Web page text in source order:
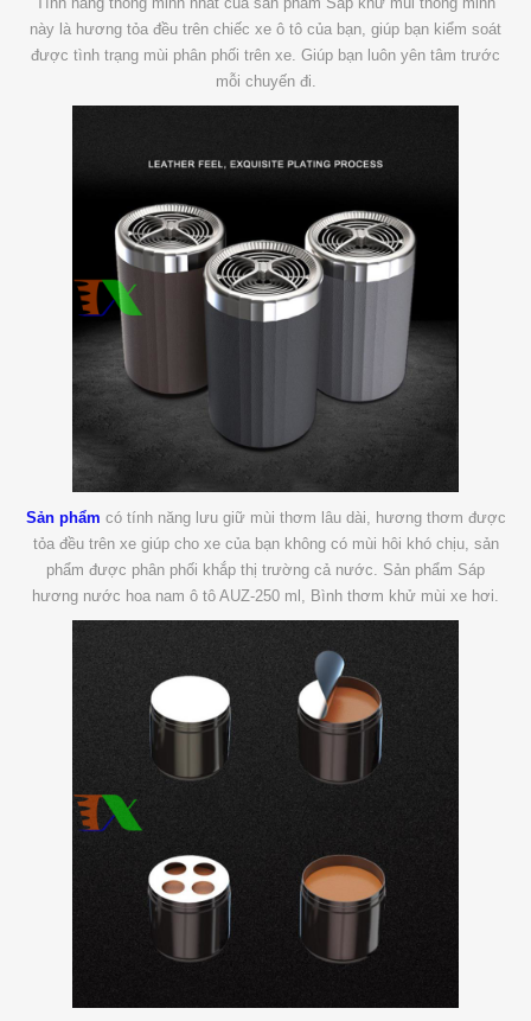
này là hương tỏa đều trên chiếc xe ô tô của bạn, giúp bạn kiểm soát
được tình trạng mùi phân phối trên xe. Giúp bạn luôn yên tâm trước
mỗi chuyến đi.
Sản phẩm có tính năng lưu giữ mùi thơm lâu dài, hương thơm được
tỏa đều trên xe giúp cho xe của bạn không có mùi hôi khó chịu, sản
phẩm được phân phối khắp thị trường cả nước. Sản phẩm Sáp
hương nước hoa nam ô tô AUZ-250 ml, Bình thơm khử mùi xe hơi.